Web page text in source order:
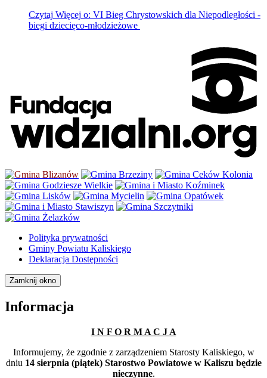
Czytaj Więcej o: VI Bieg Chrystowskich dla Niepodległości -
biegi dziecięco-młodzieżowe
Polityka prywatności
Gminy Powiatu Kaliskiego
Deklaracja Dostępności
Zamknij okno
Informacja
I N F O R M A C J A
Informujemy, że zgodnie z zarządzeniem Starosty Kaliskiego, w
dniu 14 sierpnia (piątek) Starostwo Powiatowe w Kaliszu będzie
nieczynne.